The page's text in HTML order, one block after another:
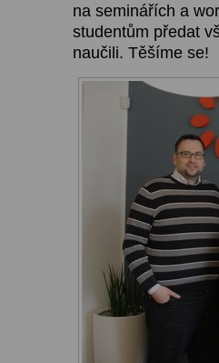
na seminářích a
studentům předat
naučili. Těšíme se!